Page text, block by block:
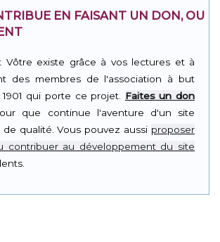
EN FAISANT UN DON, OU
Vôtre existe grâce à vos lectures et à
des membres de l'association à but
qui porte ce projet. Faites un don
que continue l'aventure d'un site
qualité. Vous pouvez aussi proposer
contribuer au développement du site